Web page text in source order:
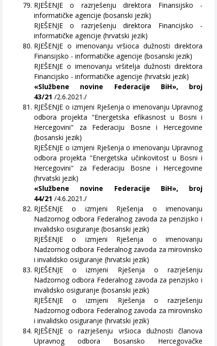
RJEŠENJE o razrješenju direktora Finansijsko -
informatičke agencije (bosanski jezik)
RJEŠENJE o razrješenju direktora Financijsko -
informatičke agencije (hrvatski jezik)
RJEŠENJE o imenovanju vršioca dužnosti direktora
Finansijsko - informatičke agencije (bosanski jezik)
RJEŠENJE o imenovanju vršitelja dužnosti direktora
Financijsko - informatičke agencije (hrvatski jezik)
«Službene novine Federacije BiH», broj
43/21 /2.6.2021./
RJEŠENJE o izmjeni Rješenja o imenovanju Upravnog
odbora projekta "Energetska efikasnost u Bosni i
Hercegovini" za Federaciju Bosne i Hercegovine
(bosanski jezik)
RJEŠENJE o izmjeni Rješenja o imenovanju Upravnog
odbora projekta "Energetska učinkovitost u Bosni i
Hercegovini" za Federaciju Bosne i Hercegovine
(hrvatski jezik)
«Službene novine Federacije BiH», broj
44/21 /4.6.2021./
RJEŠENJE o izmjeni Rješenja o imenovanju
Nadzornog odbora Federalnog zavoda za penzijsko i
invalidsko osiguranje (bosanski jezik)
RJEŠENJE o izmjeni Rješenja o imenovanju
Nadzornog odbora Federalnog zavoda za mirovinsko
i invalidsko osiguranje (hrvatski jezik)
RJEŠENJE o izmjeni Rješenja o razrješenju
Nadzornog odbora Federalnog zavoda za penzijsko i
invalidsko osiguranje (bosanski jezik)
RJEŠENJE o izmjeni Rješenja o razrješenju
Nadzornog odbora Federalnog zavoda za mirovinsko
i invalidsko osiguranje (hrvatski jezik)
RJEŠENJE o razrješenju vršioca dužnosti članova
Upravnog odbora Bosansko Hercegovačke